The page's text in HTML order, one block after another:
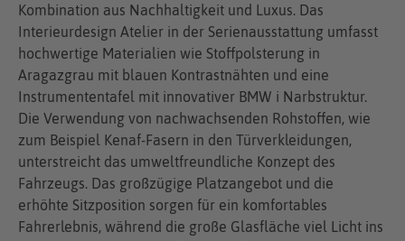
Kombination aus Nachhaltigkeit und Luxus. Das
Interieurdesign Atelier in der Serienausstattung umfasst
hochwertige Materialien wie Stoffpolsterung in
Aragazgrau mit blauen Kontrastnähten und eine
Instrumententafel mit innovativer BMW i Narbstruktur.
Die Verwendung von nachwachsenden Rohstoffen, wie
zum Beispiel Kenaf-Fasern in den Türverkleidungen,
unterstreicht das umweltfreundliche Konzept des
Fahrzeugs. Das großzügige Platzangebot und die
erhöhte Sitzposition sorgen für ein komfortables
Fahrerlebnis, während die große Glasfläche viel Licht ins